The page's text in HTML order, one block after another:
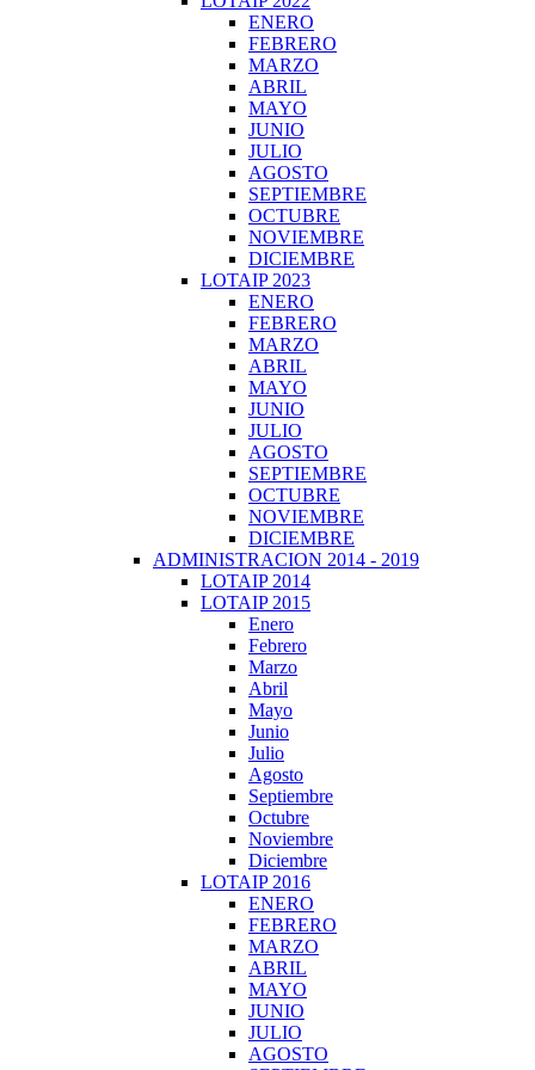
ENERO
FEBRERO
MARZO
ABRIL
MAYO
JUNIO
JULIO
AGOSTO
SEPTIEMBRE
OCTUBRE
NOVIEMBRE
DICIEMBRE
LOTAIP 2023
ENERO
FEBRERO
MARZO
ABRIL
MAYO
JUNIO
JULIO
AGOSTO
SEPTIEMBRE
OCTUBRE
NOVIEMBRE
DICIEMBRE
ADMINISTRACION 2014 - 2019
LOTAIP 2014
LOTAIP 2015
Enero
Febrero
Marzo
Abril
Mayo
Junio
Julio
Agosto
Septiembre
Octubre
Noviembre
Diciembre
LOTAIP 2016
ENERO
FEBRERO
MARZO
ABRIL
MAYO
JUNIO
JULIO
AGOSTO